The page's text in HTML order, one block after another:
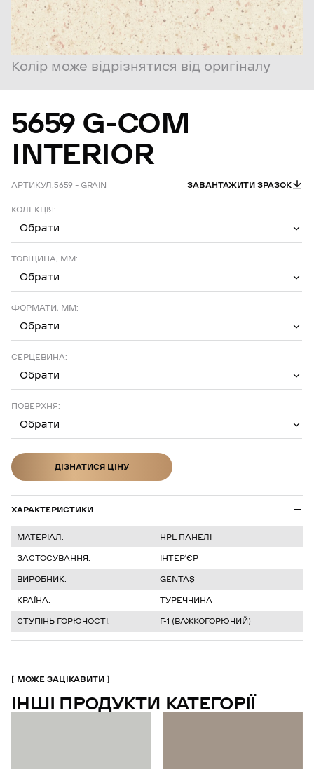
Колір може відрізнятися від оригіналу
5659 G-COM
INTERIOR
АРТИКУЛ:5659 – GRAIN ЗАВАНТАЖИТИ ЗРАЗОК
КОЛЕКЦІЯ:
Обрати
ТОВЩИНА, ММ:
Обрати
ФОРМАТИ, ММ:
Обрати
СЕРЦЕВИНА:
Обрати
ПОВЕРХНЯ:
Обрати
ДІЗНАТИСЯ ЦІНУ
ХАРАКТЕРИСТИКИ
МАТЕРІАЛ:
HPL ПАНЕЛІ
ЗАСТОСУВАННЯ:
ІНТЕР’ЄР
ВИРОБНИК:
GENTAŞ
КРАЇНА:
ТУРЕЧЧИНА
СТУПІНЬ ГОРЮЧОСТІ:
Г-1 (ВАЖКОГОРЮЧИЙ)
МОЖЕ ЗАЦІКАВИТИ
ІНШІ ПРОДУКТИ КАТЕГОРІЇ